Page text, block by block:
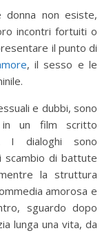
donna non esiste,
incontri fortuiti o
il punto di
, il sesso e le
e dubbi, sono
in un film scritto
I dialoghi sono
scambio di battute
la struttura
amorosa e
sguardo dopo
lunga una vita, da